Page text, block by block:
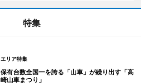
特集
エリア特集
保有台数全国一を誇る「山車」が繰り出す「高
崎山車まつり」